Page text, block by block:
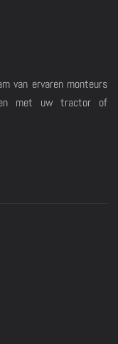
van ervaren monteurs
met uw tractor of